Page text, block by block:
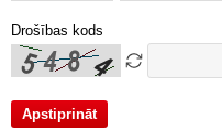
Drošības kods